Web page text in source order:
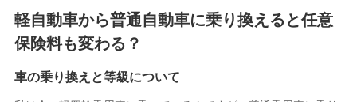
チューリッヒ少額短期保険株式会社
(https://www.zurichssi.co.jp/)
(https://www.tokiomarine-x.co.jp/)
軽自動車から普通自動車に乗り換えると任意
保険料も変わる？
車の乗り換えと等級について